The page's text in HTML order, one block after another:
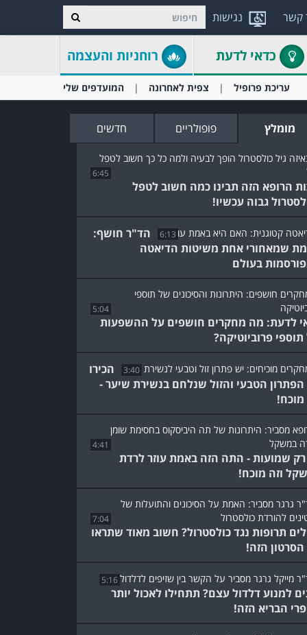
נגישות קשר
כדאי לדעת רוחניות והעצמה
עריכת פרופיל צפית לאחרונה המועדפים שלי
מומלץ פופולריים חדשים
6:45
הרופא הזה תבינו כמה חשוב לטפל
גבוה עכשיו!
6:13
הד"ר חושף:
שמאחורי אחת משיטות הדיאטה
בעולם
5:04
לדעת: מה מחקרים חושפים על ההשפעות
פרוביוטיקה?
3:40
הכירו
הטבעי והזול שנלחם בנשירת שיער -
מוכח!
4:41
שמועות - התה הזה באמת עוזר לרדת
וזה מוכח!
7:04
תרופות נגד כולסטרול? חשוב מאוד שתראו
הזה!
5:16
למנוע דלדול עצם? תתחילו לאכול יותר
הבריא הזה!